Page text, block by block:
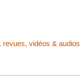
revues, vidéos & audios